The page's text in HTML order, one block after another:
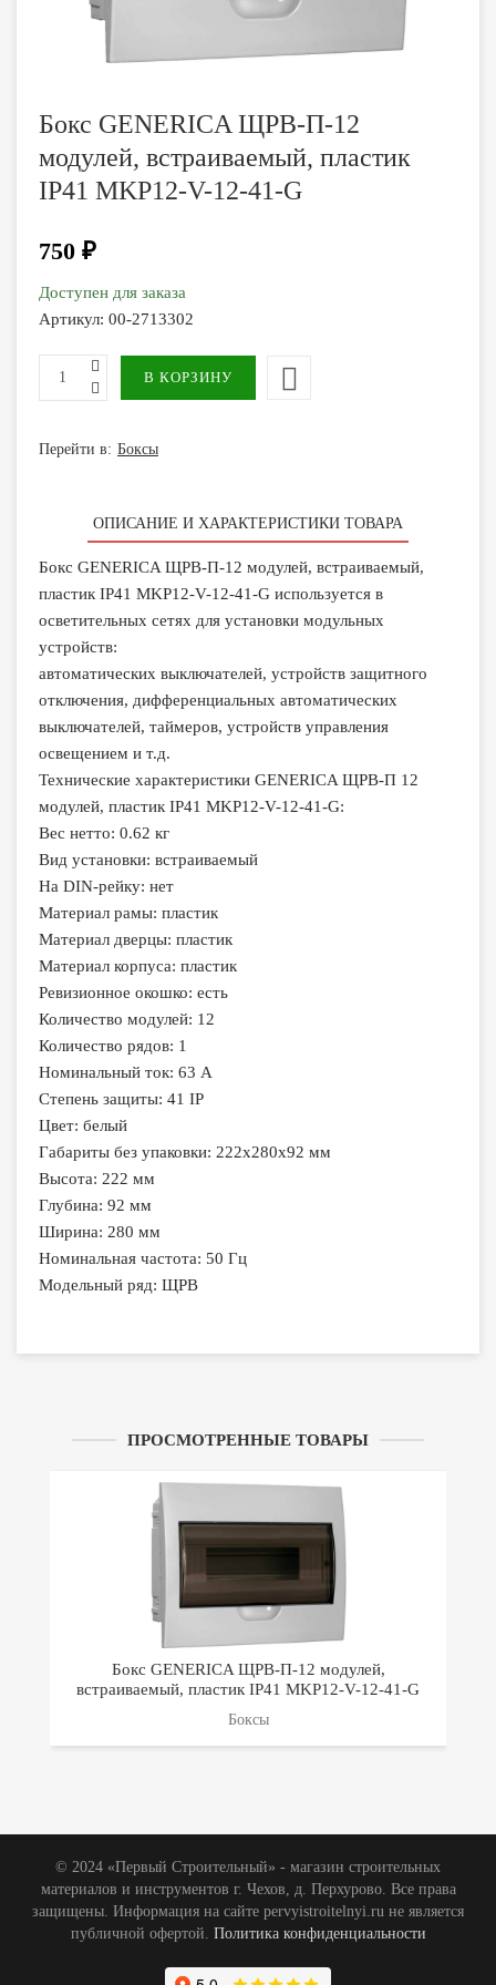
Бокс GENERICA ЩРВ-П-12
модулей, встраиваемый, пластик
IP41 MKP12-V-12-41-G
750 ₽
Доступен для заказа
Артикул: 00-2713302
Перейти в: Боксы
ОПИСАНИЕ И ХАРАКТЕРИСТИКИ ТОВАРА
Бокс GENERICA ЩРВ-П-12 модулей, встраиваемый,
пластик IP41 MKP12-V-12-41-G используется в
осветительных сетях для установки модульных
устройств:
автоматических выключателей, устройств защитного
отключения, дифференциальных автоматических
выключателей, таймеров, устройств управления
освещением и т.д.
Технические характеристики GENERICA ЩРВ-П 12
модулей, пластик IP41 MKP12-V-12-41-G:
Вес нетто: 0.62 кг
Вид установки: встраиваемый
На DIN-рейку: нет
Материал рамы: пластик
Материал дверцы: пластик
Материал корпуса: пластик
Ревизионное окошко: есть
Количество модулей: 12
Количество рядов: 1
Номинальный ток: 63 А
Степень защиты: 41 IP
Цвет: белый
Габариты без упаковки: 222х280х92 мм
Высота: 222 мм
Глубина: 92 мм
Ширина: 280 мм
Номинальная частота: 50 Гц
Модельный ряд: ЩРВ
ПРОСМОТРЕННЫЕ ТОВАРЫ
Бокс GENERICA ЩРВ-П-12 модулей,
встраиваемый, пластик IP41 MKP12-V-12-41-G
Боксы
© 2024 «Первый Строительный» - магазин строительных
материалов и инструментов г. Чехов, д. Перхурово. Все права
защищены. Информация на сайте pervyistroitelnyi.ru не является
публичной офертой. Политика конфиденциальности